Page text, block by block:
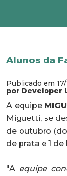
Alunos da
Publicado em
por Developer
A equipe
Miguetti, se
de outubro
de prata e 1 de
"A equipe